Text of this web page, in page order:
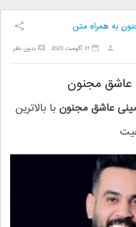
به همراه متن
بدون نظر 31 آگوست 2023
مجنون
عاشق مجنونبا بالاترین